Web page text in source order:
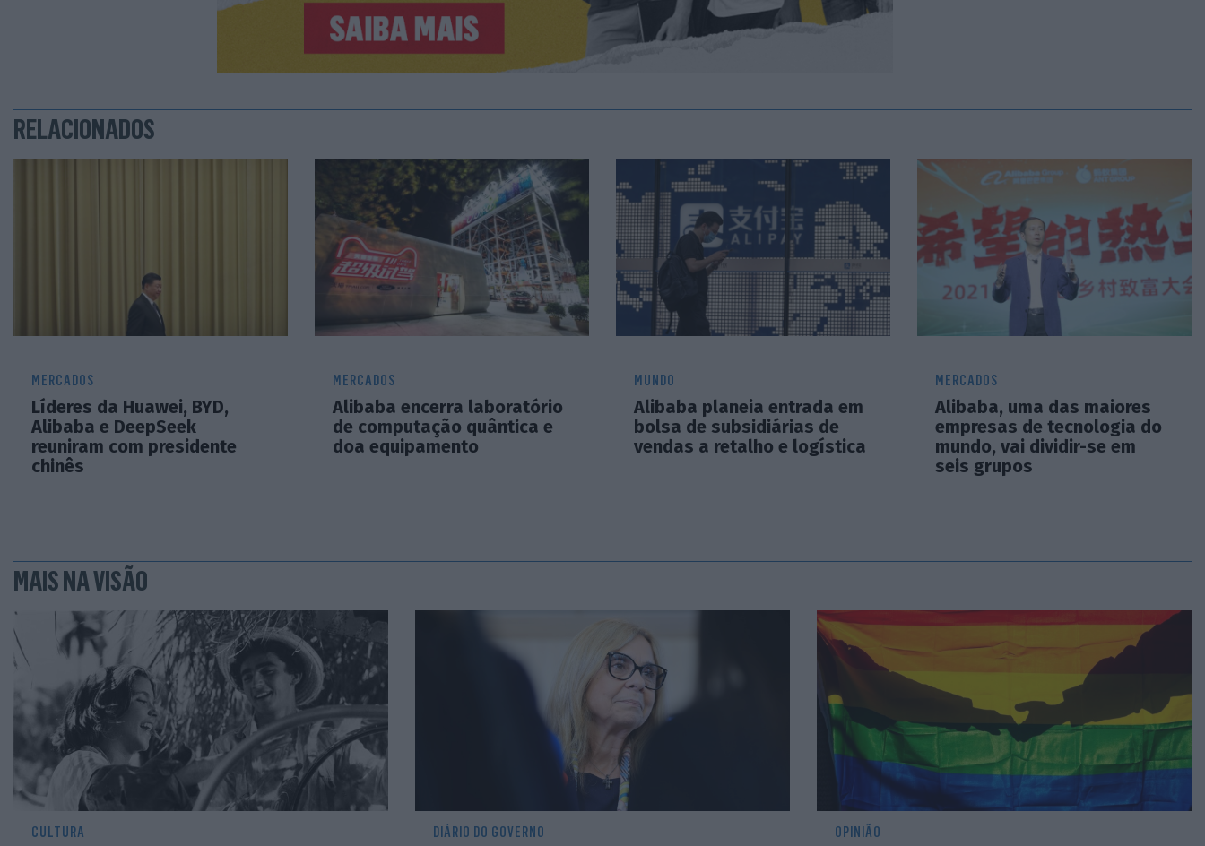
RELACIONADOS
MERCADOS
Líderes da Huawei, BYD,
Alibaba e DeepSeek
reuniram com presidente
chinês
MERCADOS
Alibaba encerra laboratório
de computação quântica e
doa equipamento
MUNDO
Alibaba planeia entrada em
bolsa de subsidiárias de
vendas a retalho e logística
MERCADOS
Alibaba, uma das maiores
empresas de tecnologia do
mundo, vai dividir-se em
seis grupos
MAIS NA VISÃO
CULTURA DIÁRIO DO GOVERNO OPINIÃO